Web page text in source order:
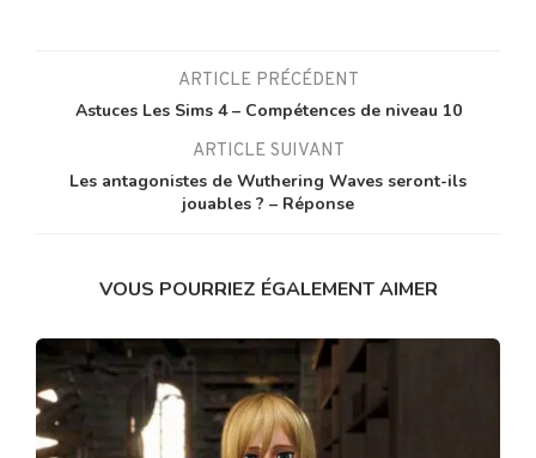
ARTICLE PRÉCÉDENT
Astuces Les Sims 4 – Compétences de niveau 10
ARTICLE SUIVANT
Les antagonistes de Wuthering Waves seront-ils
jouables ? – Réponse
VOUS POURRIEZ ÉGALEMENT AIMER